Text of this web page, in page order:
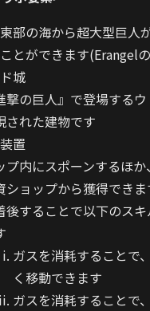
部の海から超大型巨人
とができます(Erangel
城
撃の巨人』で登場する
された建物です
置
プ内にスポーンするほ
ショップから獲得できま
後することで以下のス
ガスを消耗することで
く移動できます
ガスを消耗することで